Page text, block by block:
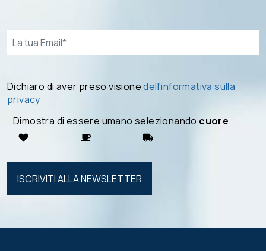
Email*
Dichiaro di aver preso visionedell'informativa sulla
privacy
Dimostra di essere umano selezionando cuore.
Si prega di
lasciare